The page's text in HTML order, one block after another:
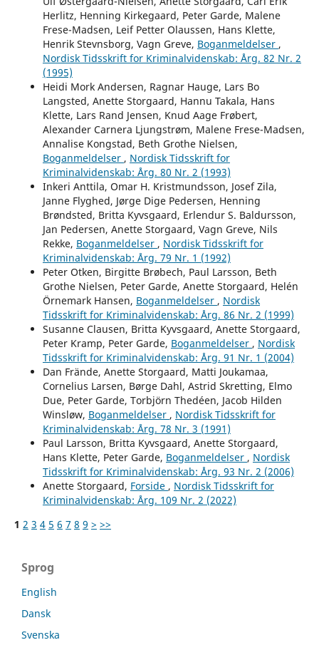
Herlitz, Henning Kirkegaard, Peter Garde, Malene
Frese-Madsen, Leif Petter Olaussen, Hans Klette,
Henrik Stevnsborg, Vagn Greve, Boganmeldelser ,
Nordisk Tidsskrift for Kriminalvidenskab: Årg. 82 Nr. 2
(1995)
Heidi Mork Andersen, Ragnar Hauge, Lars Bo
Langsted, Anette Storgaard, Hannu Takala, Hans
Klette, Lars Rand Jensen, Knud Aage Frøbert,
Alexander Carnera Ljungstrøm, Malene Frese-Madsen,
Annalise Kongstad, Beth Grothe Nielsen,
Boganmeldelser , Nordisk Tidsskrift for
Kriminalvidenskab: Årg. 80 Nr. 2 (1993)
Inkeri Anttila, Omar H. Kristmundsson, Josef Zila,
Janne Flyghed, Jørge Dige Pedersen, Henning
Brøndsted, Britta Kyvsgaard, Erlendur S. Baldursson,
Jan Pedersen, Anette Storgaard, Vagn Greve, Nils
Rekke, Boganmeldelser , Nordisk Tidsskrift for
Kriminalvidenskab: Årg. 79 Nr. 1 (1992)
Peter Otken, Birgitte Brøbech, Paul Larsson, Beth
Grothe Nielsen, Peter Garde, Anette Storgaard, Helén
Örnemark Hansen, Boganmeldelser , Nordisk
Tidsskrift for Kriminalvidenskab: Årg. 86 Nr. 2 (1999)
Susanne Clausen, Britta Kyvsgaard, Anette Storgaard,
Peter Kramp, Peter Garde, Boganmeldelser , Nordisk
Tidsskrift for Kriminalvidenskab: Årg. 91 Nr. 1 (2004)
Dan Frände, Anette Storgaard, Matti Joukamaa,
Cornelius Larsen, Børge Dahl, Astrid Skretting, Elmo
Due, Peter Garde, Torbjörn Thedéen, Jacob Hilden
Winsløw, Boganmeldelser , Nordisk Tidsskrift for
Kriminalvidenskab: Årg. 78 Nr. 3 (1991)
Paul Larsson, Britta Kyvsgaard, Anette Storgaard,
Hans Klette, Peter Garde, Boganmeldelser , Nordisk
Tidsskrift for Kriminalvidenskab: Årg. 93 Nr. 2 (2006)
Anette Storgaard, Forside , Nordisk Tidsskrift for
Kriminalvidenskab: Årg. 109 Nr. 2 (2022)
1 2 3 4 5 6 7 8 9 > >>
Sprog
English
Dansk
Svenska